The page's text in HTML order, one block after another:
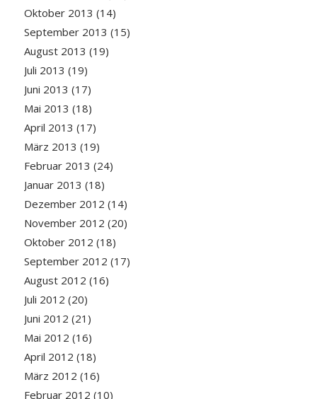
Oktober 2013 (14)
September 2013 (15)
August 2013 (19)
Juli 2013 (19)
Juni 2013 (17)
Mai 2013 (18)
April 2013 (17)
März 2013 (19)
Februar 2013 (24)
Januar 2013 (18)
Dezember 2012 (14)
November 2012 (20)
Oktober 2012 (18)
September 2012 (17)
August 2012 (16)
Juli 2012 (20)
Juni 2012 (21)
Mai 2012 (16)
April 2012 (18)
März 2012 (16)
Februar 2012 (10)